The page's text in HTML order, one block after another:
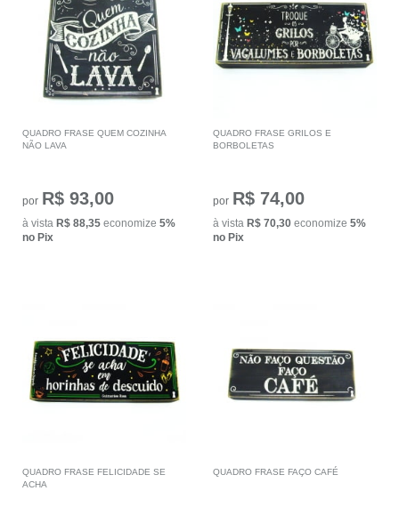
QUADRO FRASE QUEM COZINHA
NÃO LAVA
por R$ 93,00
à vista R$ 88,35 economize 5%
no Pix
QUADRO FRASE GRILOS E
BORBOLETAS
por R$ 74,00
à vista R$ 70,30 economize 5%
no Pix
QUADRO FRASE FELICIDADE SE
ACHA
QUADRO FRASE FAÇO CAFÉ